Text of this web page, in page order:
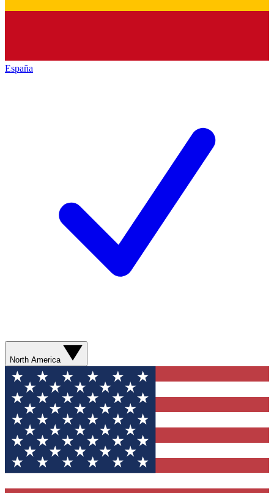
España
North America